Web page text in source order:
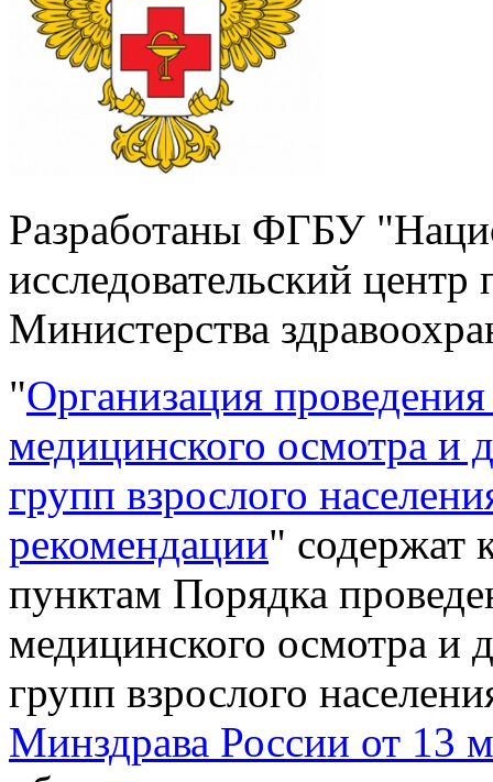
Разработаны ФГБУ
исследовательский
Министерства
"Организация
медицинского осмотра и
групп взрослого
рекомендации" содержат
пунктам Порядка
медицинского осмотра и
групп взрослого
Минздрава России от 13